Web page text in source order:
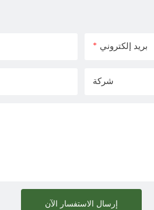
بريد إلكتروني
شركة
إرسال الاستفسار الآن